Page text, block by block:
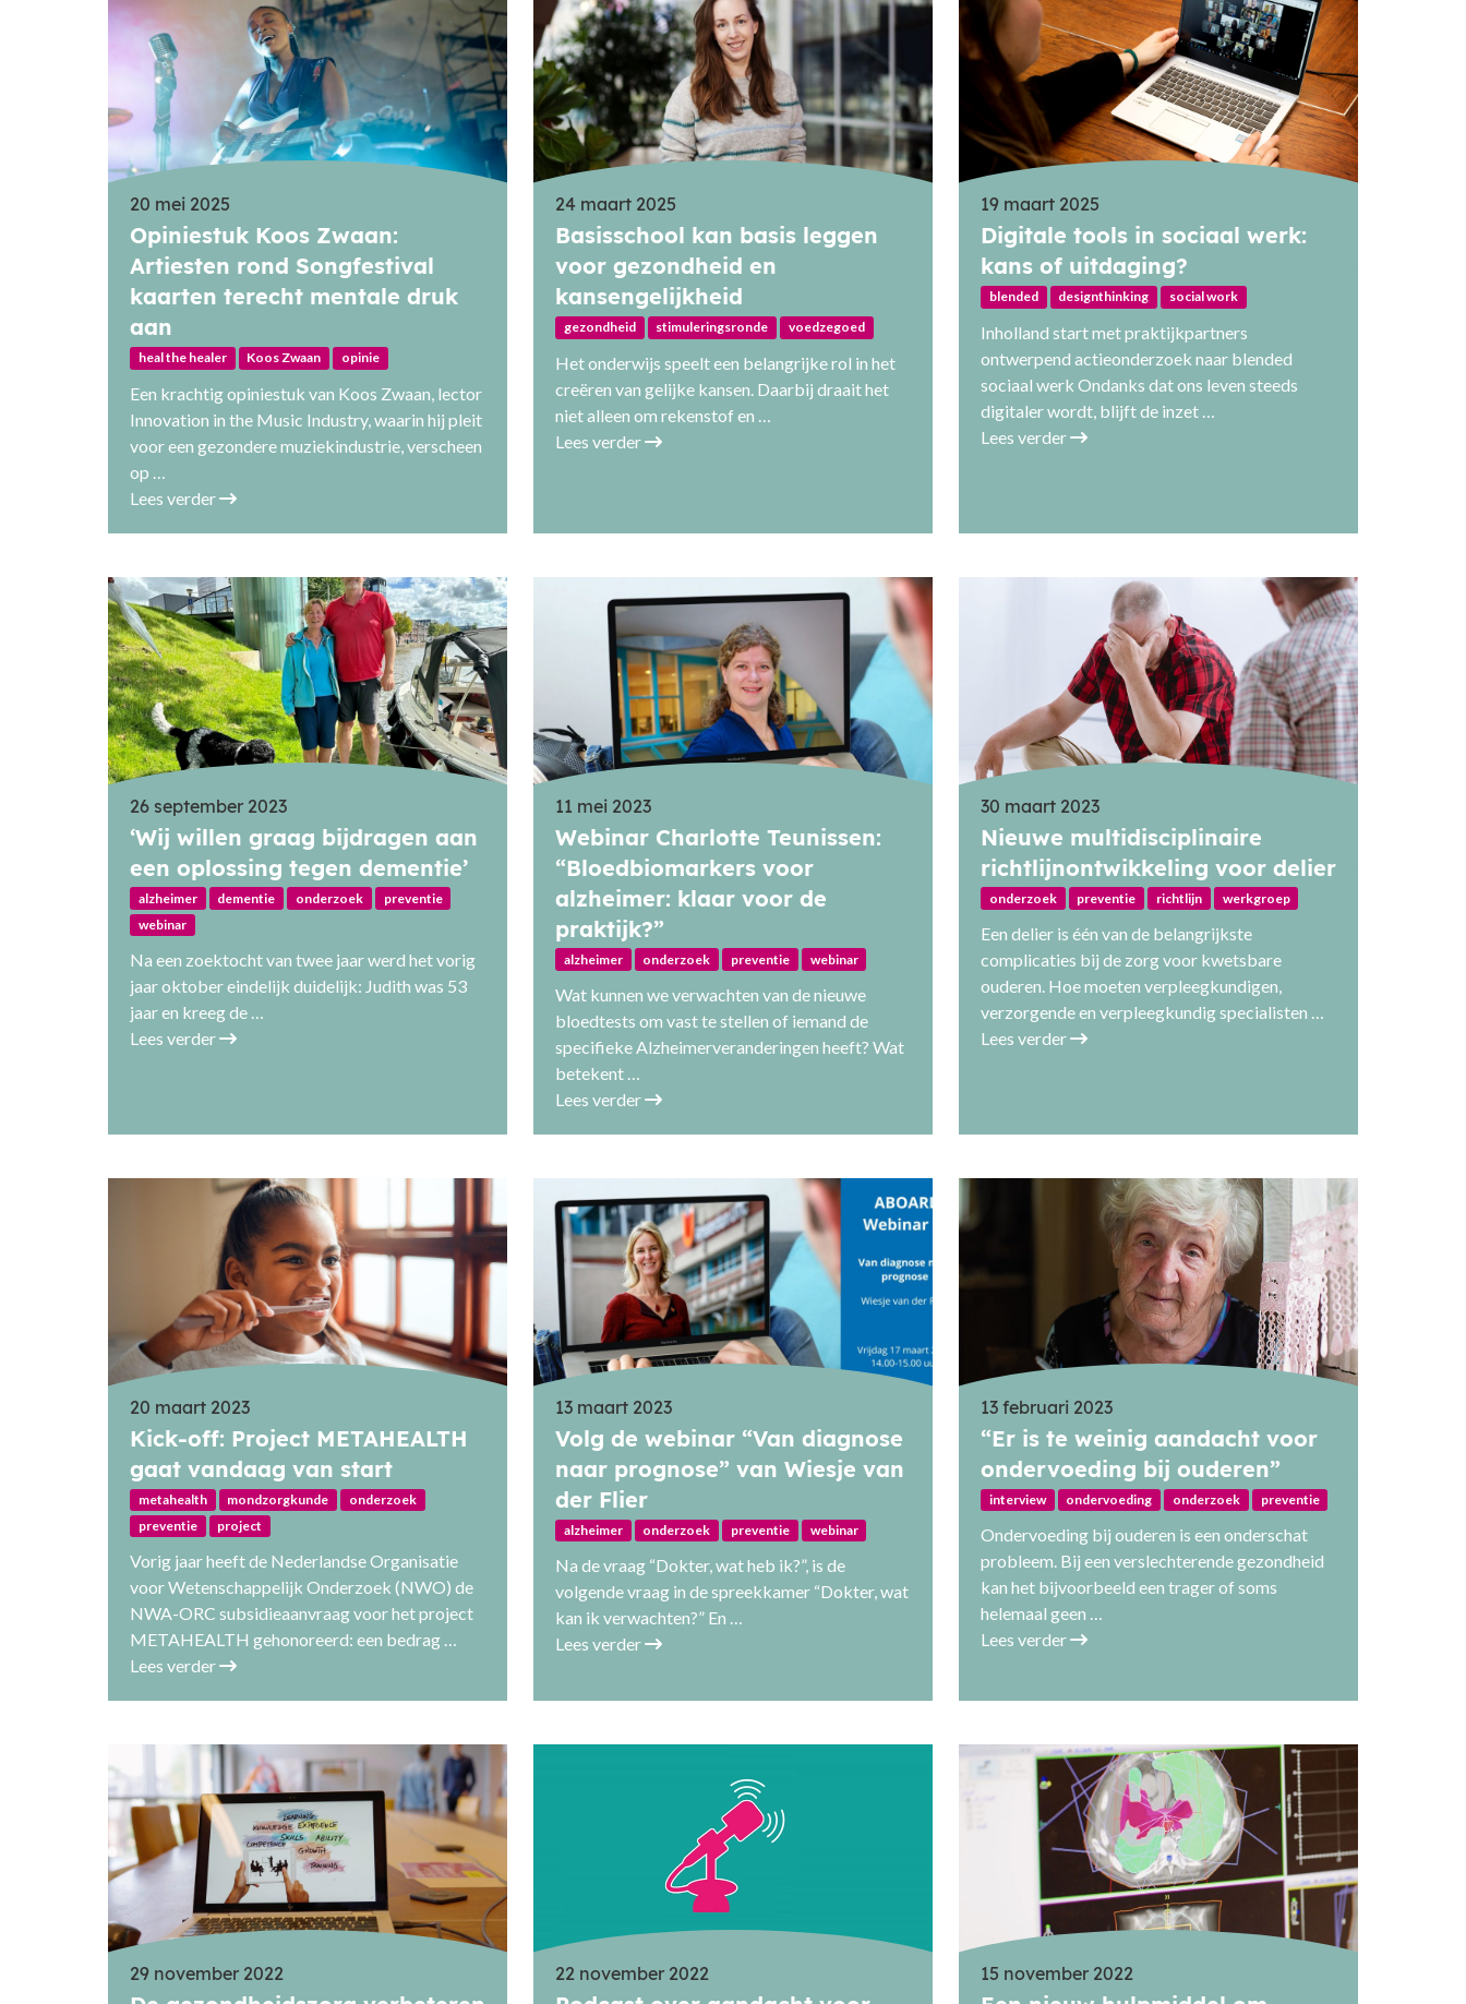
20 mei 2025
Opiniestuk Koos Zwaan:
Artiesten rond Songfestival
kaarten terecht mentale druk
aan
heal the healer Koos Zwaan opinie
Een krachtig opiniestuk van Koos Zwaan, lector
Innovation in the Music Industry, waarin hij pleit
voor een gezondere muziekindustrie, verscheen
op …
Lees verder
24 maart 2025
Basisschool kan basis leggen
voor gezondheid en
kansengelijkheid
gezondheid stimuleringsronde voedzegoed
Het onderwijs speelt een belangrijke rol in het
creëren van gelijke kansen. Daarbij draait het
niet alleen om rekenstof en …
Lees verder
19 maart 2025
Digitale tools in sociaal werk:
kans of uitdaging?
blended designthinking social work
Inholland start met praktijkpartners
ontwerpend actieonderzoek naar blended
sociaal werk Ondanks dat ons leven steeds
digitaler wordt, blijft de inzet …
Lees verder
26 september 2023
‘Wij willen graag bijdragen aan
een oplossing tegen dementie’
alzheimer dementie onderzoek
preventie
webinar
Na een zoektocht van twee jaar werd het vorig
jaar oktober eindelijk duidelijk: Judith was 53
jaar en kreeg de …
Lees verder
11 mei 2023
Webinar Charlotte Teunissen:
“Bloedbiomarkers voor
alzheimer: klaar voor de
praktijk?”
alzheimer onderzoek preventie webinar
Wat kunnen we verwachten van de nieuwe
bloedtests om vast te stellen of iemand de
specifieke Alzheimerveranderingen heeft? Wat
betekent …
Lees verder
30 maart 2023
Nieuwe multidisciplinaire
richtlijnontwikkeling voor delier
onderzoek preventie richtlijn werkgroep
Een delier is één van de belangrijkste
complicaties bij de zorg voor kwetsbare
ouderen. Hoe moeten verpleegkundigen,
verzorgende en verpleegkundig specialisten …
Lees verder
20 maart 2023
Kick-off: Project METAHEALTH
gaat vandaag van start
metahealth mondzorgkunde
onderzoek
preventie
project
Vorig jaar heeft de Nederlandse Organisatie
voor Wetenschappelijk Onderzoek (NWO) de
NWA-ORC subsidieaanvraag voor het project
METAHEALTH gehonoreerd: een bedrag …
Lees verder
13 maart 2023
Volg de webinar “Van diagnose
naar prognose” van Wiesje van
der Flier
alzheimer onderzoek preventie webinar
Na de vraag “Dokter, wat heb ik?”, is de
volgende vraag in de spreekkamer “Dokter, wat
kan ik verwachten?” En …
Lees verder
13 februari 2023
“Er is te weinig aandacht voor
ondervoeding bij ouderen”
interview ondervoeding onderzoek preventie
Ondervoeding bij ouderen is een onderschat
probleem. Bij een verslechterende gezondheid
kan het bijvoorbeeld een trager of soms
helemaal geen …
Lees verder
29 november 2022 22 november 2022 15 november 2022